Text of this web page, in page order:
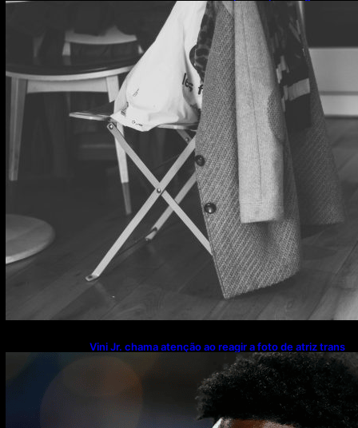
o que esse hábito pode estar escondendo
Vini Jr. chama atenção ao reagir a foto de atriz trans
enquanto namora Virginia